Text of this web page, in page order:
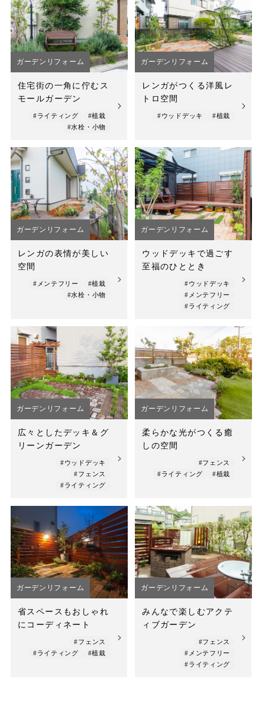
ガーデンリフォーム
住宅街の一角に佇むス
モールガーデン
#ライティング
#植栽
#水栓・小物
ガーデンリフォーム
レンガがつくる洋風レ
トロ空間
#ウッドデッキ #植栽
ガーデンリフォーム
レンガの表情が美しい
空間
#メンテフリー
#植栽
#水栓・小物
ガーデンリフォーム
ウッドデッキで過ごす
至福のひととき
#ウッドデッキ
#メンテフリー
#ライティング
ガーデンリフォーム
広々としたデッキ＆グ
リーンガーデン
#ウッドデッキ
#フェンス
#ライティング
ガーデンリフォーム
柔らかな光がつくる癒
しの空間
#フェンス
#ライティング
#植栽
ガーデンリフォーム
省スペースもおしゃれ
にコーディネート
#フェンス
#ライティング
#植栽
ガーデンリフォーム
みんなで楽しむアクテ
ィブガーデン
#フェンス
#メンテフリー
#ライティング